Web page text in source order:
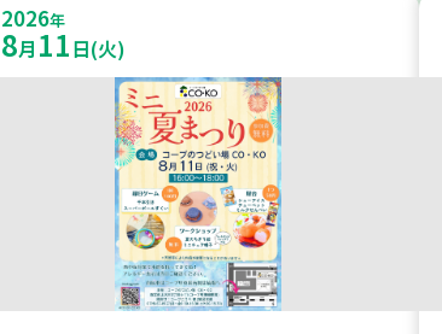
2026年
8月 11日(火)